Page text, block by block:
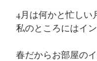
4月は何かと忙しい
私のところにはイ
春だからお部屋の